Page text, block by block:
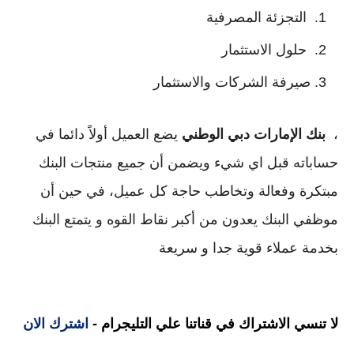
التجزئة المصرفية
حلول الاستثمار
صيرفة الشركات والاستثمار
، بنك الإمارات دبي الوطني يضع العميل أولاً دائما في
حساباته قبل اي شيء ويضمن أن جميع منتجات البنك
مبتكرة وفعالة وتخاطب حاجة كل عميل، في حين أن
موظفي البنك يعدون من أكبر نقاط القوه و يتمتع البنك
بخدمة عملاء قوية جدا و سريعة
لا تنسي الاشتراك في قناتنا علي التليجرام - اشترك الان